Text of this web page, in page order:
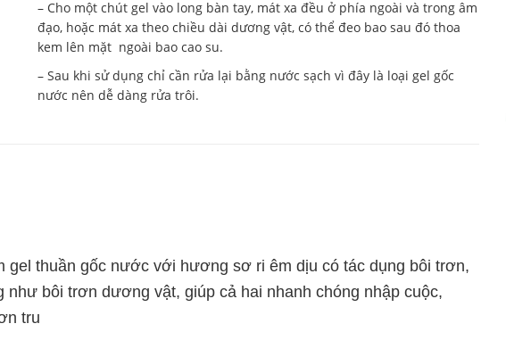
– Cho một chút gel vào long bàn tay, mát xa đều ở phía ngoài và trong âm
đạo, hoặc mát xa theo chiều dài dương vật, có thể đeo bao sau đó thoa
kem lên mặt ngoài bao cao su.
– Sau khi sử dụng chỉ cần rửa lại bằng nước sạch vì đây là loại gel gốc
nước nên dễ dàng rửa trôi.
gel thuần gốc nước với hương sơ ri êm dịu có tác dụng bôi trơn,
như bôi trơn dương vật, giúp cả hai nhanh chóng nhập cuộc,
tru